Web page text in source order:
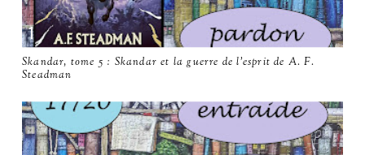
Skandar, tome 5 : Skandar et la guerre de l'esprit de A. F.
Steadman